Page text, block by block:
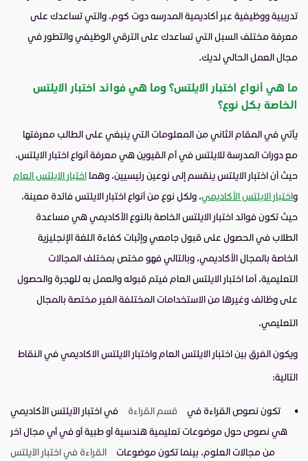
تدريبية ووظيفية عبر أكاديمية المدرسه دوت كوم، والتي تساعدك على
معرفة مختلف السبل التي تساعدك على الترقي الوظيفي والتطور في
مجال العمل الحالي لديك.
ما هي أنواع اختبار الايلتس؟ وما هي فوائد اختبار الايلتس
الخاصة بكل نوع؟
يأتي في المقام الثاني من المعلومات التي ينبغي على الطالب معرفتها
مع دورات المدرسة للايلتس في أم القيوين هي معرفة أنواع اختبار الايلتس،
حيث أن اختبار الايلتس ينقسم إلى نوعين رئيسيين، وهما اختبار الايلتس العام
واختبار الايلتس الأكاديمي، ولكل نوع من أنواع اختبار الايلتس فائدة معينة،
حيث تكون فوائد اختبار الايلتس الخاصة بالنوع الأكاديمي هي مساعدة
الطلاب في الحصول على قبول جامعي وإثبات كفاءة اللغة الإنجليزية
الخاصة بالمجال الأكاديمي، وبالتالي فهو مختص بمختلف المجالات
التعليمية، أما اختبار الايلتس العام فيتم قبوله والعمل به للهجرة والحصول
على وظائف وغيرها من الاستخدامات المختلفة الغير مختصة بالمجال
التعليمي.
ويكون الفرق بين اختبار الايلتس العام واختبار الايلتس الاكاديمي في النقاط
التالية:
تكون نصوص القراءة في قسم القراءة
في اختبار الآيلتس الأكاديمي
هي نصوص حول موضوعات تعليمية هندسية أو طبية أو في أي مجال آخر
من مجالات العلوم، بينما تكون موضوعات
القراءة في اختبار الآيلتس